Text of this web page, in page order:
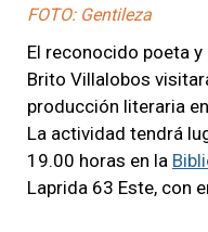
FOTO: Gentileza
El reconocido poeta
Brito Villalobos
producción literaria
La actividad tendrá
19.00 horas en la
Laprida 63 Este, con